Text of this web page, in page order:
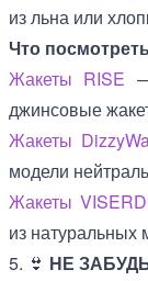
из льна или
Что
Жакеты RISE
джинсовые
Жакеты
модели
Жакеты
из натуральных
5. 👙 НЕ